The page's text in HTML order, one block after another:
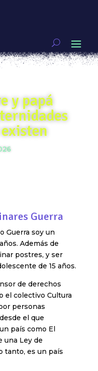
y papá
Guerra
Guerra soy un
Además de
postres, y ser
de 15 años.
de derechos
el colectivo Cultura
personas
el que
país como El
una Ley de
tanto, es un país